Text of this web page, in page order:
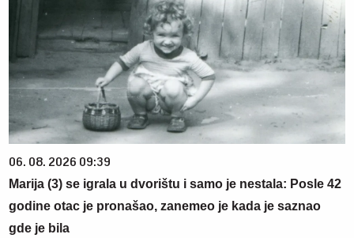
06. 08. 2026 09:39
Marija (3) se igrala u dvorištu i samo je nestala: Posle 42
godine otac je pronašao, zanemeo je kada je saznao
gde je bila